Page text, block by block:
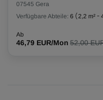
07545 Gera
Verfügbare Abteile: 6 (2,2 m² -
Ab
46,79 EUR/Mon 52,00